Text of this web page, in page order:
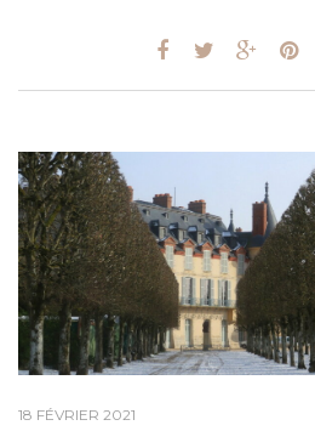
18 FÉVRIER 2021